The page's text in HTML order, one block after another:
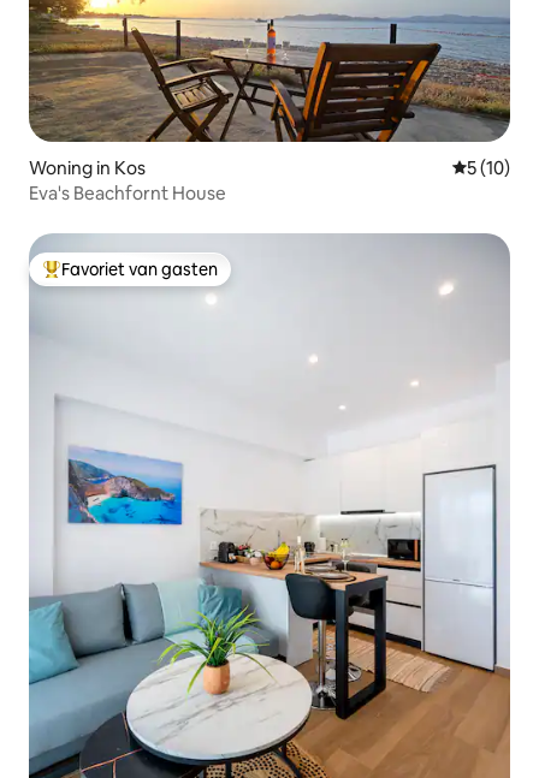
Woning in Kos
5 (10)
Eva's Beachfornt House
Topfavoriet van gasten
Favoriet van gasten